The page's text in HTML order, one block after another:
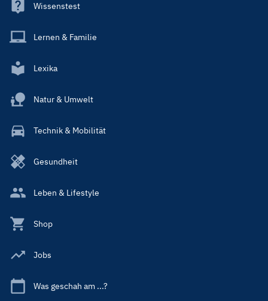
Wissenstest
Lernen & Familie
Lexika
Natur & Umwelt
Technik & Mobilität
Gesundheit
Leben & Lifestyle
Shop
Jobs
Was geschah am ...?